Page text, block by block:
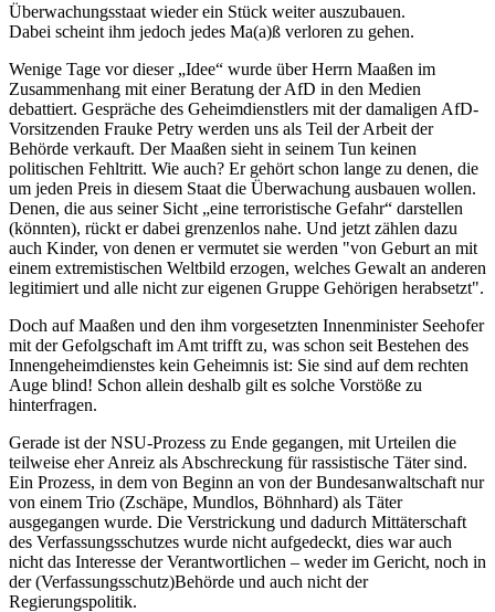
Überwachungsstaat wieder ein Stück weiter auszubauen.
Dabei scheint ihm jedoch jedes Ma(a)ß verloren zu gehen.
Wenige Tage vor dieser „Idee“ wurde über Herrn Maaßen im
Zusammenhang mit einer Beratung der AfD in den Medien
debattiert. Gespräche des Geheimdienstlers mit der damaligen AfD-
Vorsitzenden Frauke Petry werden uns als Teil der Arbeit der
Behörde verkauft. Der Maaßen sieht in seinem Tun keinen
politischen Fehltritt. Wie auch? Er gehört schon lange zu denen, die
um jeden Preis in diesem Staat die Überwachung ausbauen wollen.
Denen, die aus seiner Sicht „eine terroristische Gefahr“ darstellen
(könnten), rückt er dabei grenzenlos nahe. Und jetzt zählen dazu
auch Kinder, von denen er vermutet sie werden "von Geburt an mit
einem extremistischen Weltbild erzogen, welches Gewalt an anderen
legitimiert und alle nicht zur eigenen Gruppe Gehörigen herabsetzt".
Doch auf Maaßen und den ihm vorgesetzten Innenminister Seehofer
mit der Gefolgschaft im Amt trifft zu, was schon seit Bestehen des
Innengeheimdienstes kein Geheimnis ist: Sie sind auf dem rechten
Auge blind! Schon allein deshalb gilt es solche Vorstöße zu
hinterfragen.
Gerade ist der NSU-Prozess zu Ende gegangen, mit Urteilen die
teilweise eher Anreiz als Abschreckung für rassistische Täter sind.
Ein Prozess, in dem von Beginn an von der Bundesanwaltschaft nur
von einem Trio (Zschäpe, Mundlos, Böhnhard) als Täter
ausgegangen wurde. Die Verstrickung und dadurch Mittäterschaft
des Verfassungsschutzes wurde nicht aufgedeckt, dies war auch
nicht das Interesse der Verantwortlichen – weder im Gericht, noch in
der (Verfassungsschutz)Behörde und auch nicht der
Regierungspolitik.